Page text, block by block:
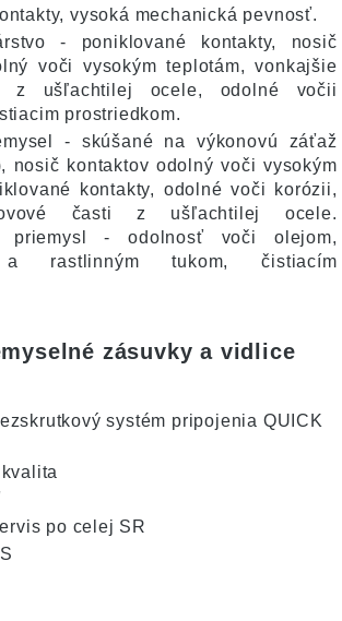
vysoká mechanická pevnosť.
- poniklované kontakty, nosič
voči vysokým teplotám, vonkajšie
z ušľachtilej ocele, odolné vočii
prostriedkom.
- skúšané na výkonovú záťaž
nosič kontaktov odolný voči vysokým
kontakty, odolné voči korózii,
časti z ušľachtilej ocele.
priemysl - odolnosť voči olejom,
a rastlinným tukom, čistiacím
zásuvky a vidlice
systém pripojenia QUICK
po celej SR